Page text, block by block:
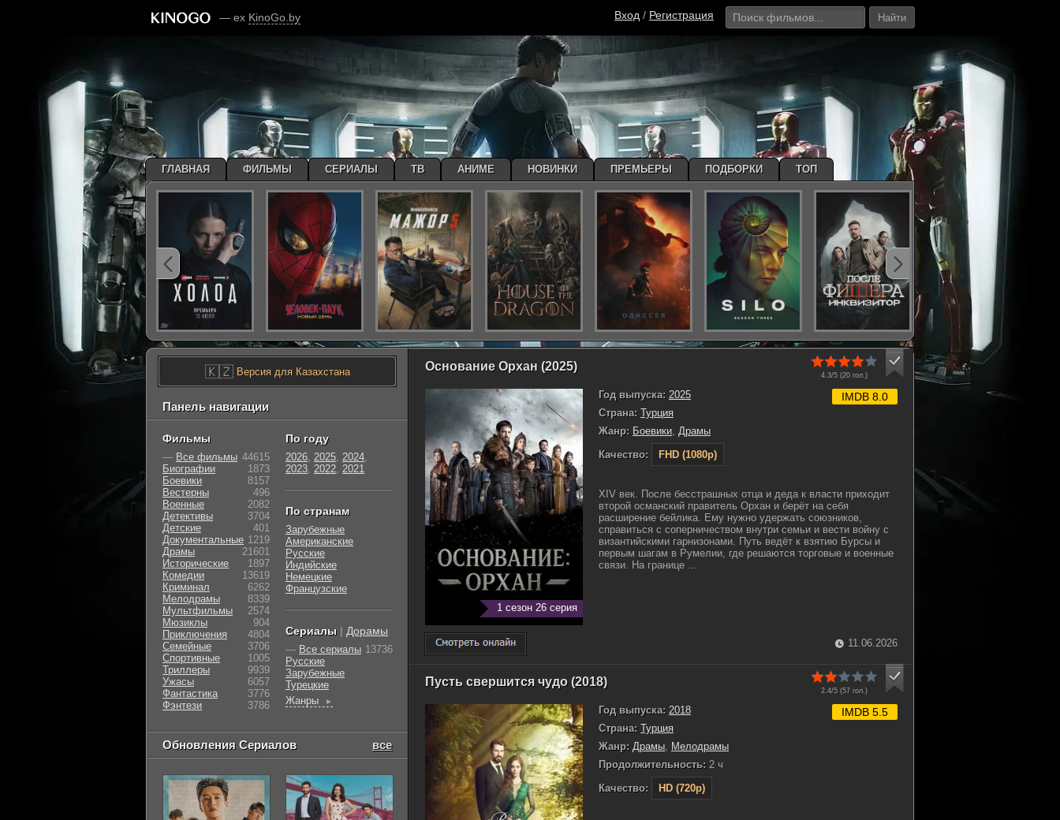
— ex KinoGo.by Вход / Регистрация Найти
Основание Орхан (2025)
4.3/5 (20 гол.)
1 сезон 26 серия
Год выпуска: 2025
Страна: Турция
Жанр: Боевики, Драмы
Качество:
FHD (1080p)
IMDB 8.0
XIV век. После бесстрашных отца и деда к власти приходит
второй османский правитель Орхан и берёт на себя
расширение бейлика. Ему нужно удержать союзников,
справиться с соперничеством внутри семьи и вести войну с
византийскими гарнизонами. Путь ведёт к взятию Бурсы и
первым шагам в Румелии, где решаются торговые и военные
связи. На границе ...
11.06.2026
Пусть свершится чудо (2018)
2.4/5 (57 гол.)
Год выпуска: 2018
Страна: Турция
Жанр: Драмы Мелодрамы
Продолжительность: 2 ч
Качество:
HD (720p)
IMDB 5.5
🇰🇿Версия для Казахстана
Панель навигации
Фильмы
— Все фильмы 44615
Биографии
1873
Боевики
8157
Вестерны
496
Военные
2082
Детективы
3704
Детские
401
Документальные 1219
Драмы
21601
Исторические
1897
Комедии
13619
Криминал
6262
Мелодрамы
8339
Мультфильмы
2574
Мюзиклы
904
Приключения
4804
Семейные
3706
Cпортивные
1005
Триллеры
9939
Ужасы
6057
Фантастика
3776
Фэнтези
3786
По году
2026, 2025, 2024,
2023, 2022, 2021
По странам
Зарубежные
Американские
Русские
Индийские
Немецкие
Французские
Сериалы | Дорамы
— Все сериалы 13736
Русские
Зарубежные
Турецкие
Жанры
►
Обновления Сериалов все
ГЛАВНАЯ ФИЛЬМЫ СЕРИАЛЫ ТВ АНИМЕ НОВИНКИ ПРЕМЬЕРЫ ПОДБОРКИ ТОП